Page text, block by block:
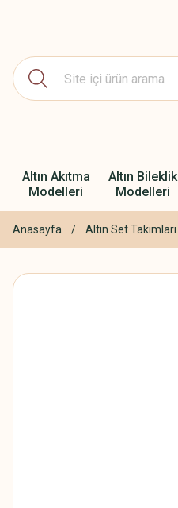
Altın Akıtma
Modelleri
Altın Bileklik
Modelleri
Anasayfa Altın Set Takımları